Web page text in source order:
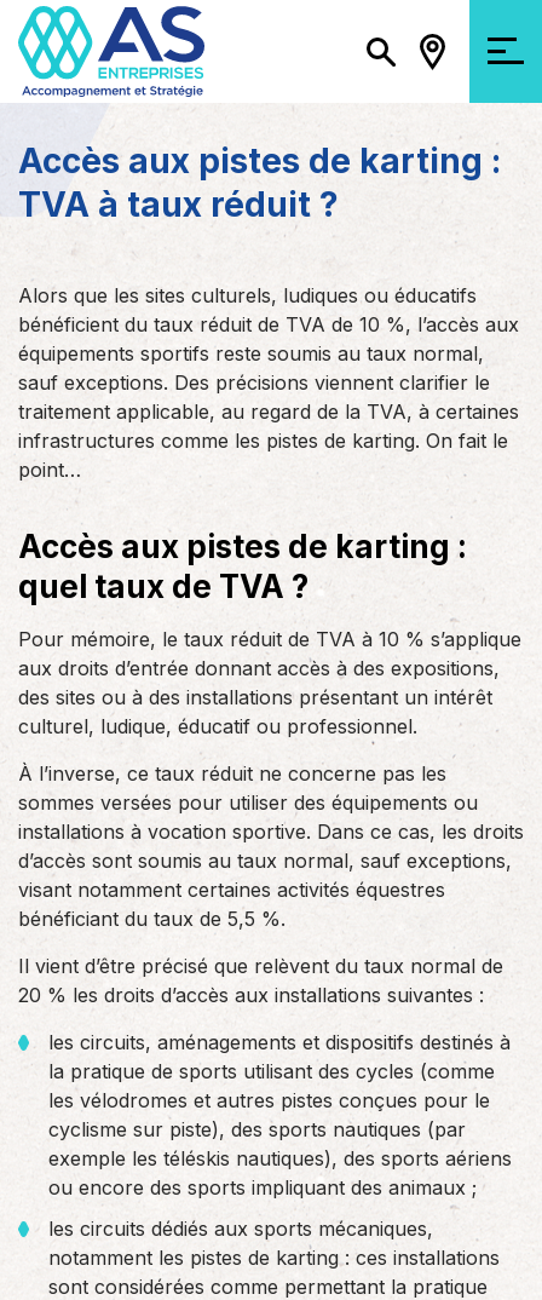
Accès aux pistes de karting :
TVA à taux réduit ?
Alors que les sites culturels, ludiques ou éducatifs
bénéficient du taux réduit de TVA de 10 %, l’accès aux
équipements sportifs reste soumis au taux normal,
sauf exceptions. Des précisions viennent clarifier le
traitement applicable, au regard de la TVA, à certaines
infrastructures comme les pistes de karting. On fait le
point…
Accès aux pistes de karting :
quel taux de TVA ?
Pour mémoire, le taux réduit de TVA à 10 % s’applique
aux droits d’entrée donnant accès à des expositions,
des sites ou à des installations présentant un intérêt
culturel, ludique, éducatif ou professionnel.
À l’inverse, ce taux réduit ne concerne pas les
sommes versées pour utiliser des équipements ou
installations à vocation sportive. Dans ce cas, les droits
d’accès sont soumis au taux normal, sauf exceptions,
visant notamment certaines activités équestres
bénéficiant du taux de 5,5 %.
Il vient d’être précisé que relèvent du taux normal de
20 % les droits d’accès aux installations suivantes :
les circuits, aménagements et dispositifs destinés à
la pratique de sports utilisant des cycles (comme
les vélodromes et autres pistes conçues pour le
cyclisme sur piste), des sports nautiques (par
exemple les téléskis nautiques), des sports aériens
ou encore des sports impliquant des animaux ;
les circuits dédiés aux sports mécaniques,
notamment les pistes de karting : ces installations
sont considérées comme permettant la pratique